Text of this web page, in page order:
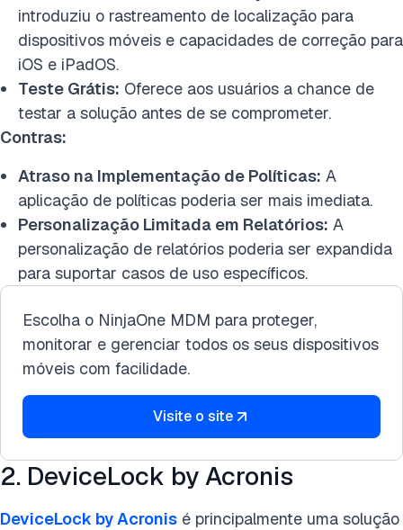
introduziu o rastreamento de localização para
dispositivos móveis e capacidades de correção para
iOS e iPadOS.
Teste Grátis: Oferece aos usuários a chance de
testar a solução antes de se comprometer.
Contras:
Atraso na Implementação de Políticas: A
aplicação de políticas poderia ser mais imediata.
Personalização Limitada em Relatórios: A
personalização de relatórios poderia ser expandida
para suportar casos de uso específicos.
Escolha o NinjaOne MDM para proteger,
monitorar e gerenciar todos os seus dispositivos
móveis com facilidade.
Visite o site
2. DeviceLock by Acronis
DeviceLock by Acronis é principalmente uma solução